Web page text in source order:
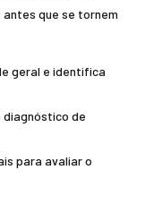
que se tornem
geral e identifica
de
para avaliar o